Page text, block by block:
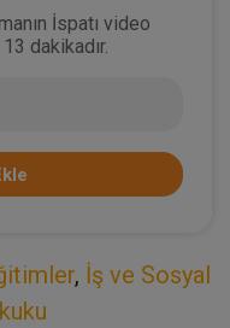
İspatı video
dakikadır.
, İş ve Sosyal